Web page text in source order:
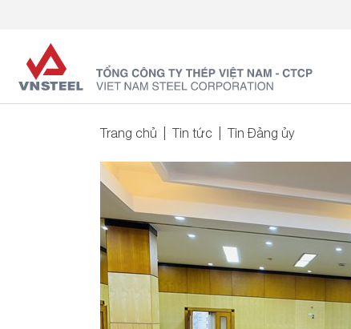
Trang chủ Tin tức Tin Đảng ủy